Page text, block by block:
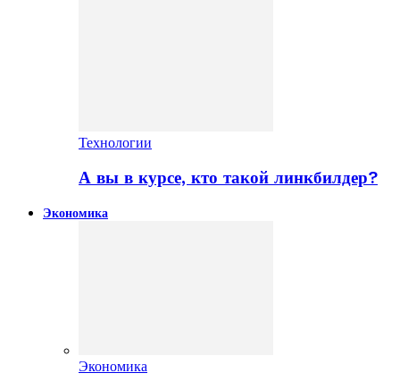
Технологии
А вы в курсе, кто такой линкбилдер?
Экономика
Экономика